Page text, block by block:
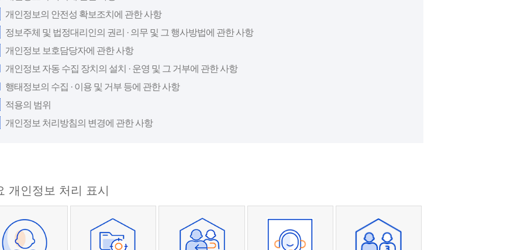
개인정보의 안전성 확보조치에 관한 사항
정보주체 및 법정대리인의 권리 · 의무 및 그 행사방법에 관한 사항
개인정보 보호담당자에 관한 사항
개인정보 자동 수집 장치의 설치 · 운영 및 그 거부에 관한 사항
행태정보의 수집 · 이용 및 거부 등에 관한 사항
적용의 범위
개인정보 처리방침의 변경에 관한 사항
개인정보 처리 표시